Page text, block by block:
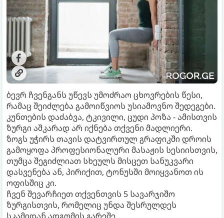
ბევრ ჩვენგანს უწევს უმოძრაო ცხოვრების წესი,
რამაც შეიძლება გამოიწვიოს უსიამოვნო შედეგები.
კუნთების დაძაბვა, ტკივილი, ცუდი პოზა - ამისთვის
ზურგი აშკარად არ იქნება თქვენი მადლიერი.
ზოგს უჭირს თავის დატვირთულ გრაფიკში დროის
გამოყოფა პროფესიონალური მასაჟის სესიისთვის,
თუმცა შეგიძლიათ სხეულს მისცეთ სანუკვარი
დასვენება ან, პირიქით, ტონუსში მოიყვანოთ ის
ოფისშიც კი.
ჩვენ შევარჩიეთ თქვენთვის 5 სავარჯიშო
ზურგისთვის, რომელიც უნდა შესრულდეს